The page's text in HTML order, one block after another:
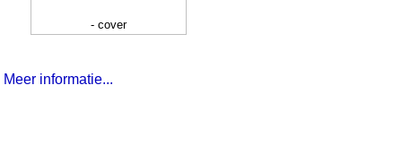
- cover
Meer informatie...